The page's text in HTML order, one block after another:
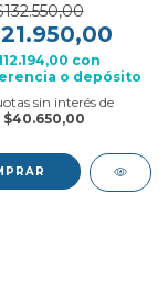
con
o depósito
sin interés de
$40.650,00